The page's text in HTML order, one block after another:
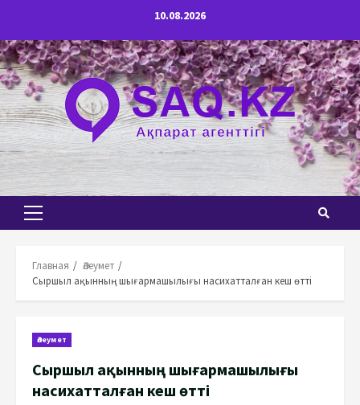
содержимому
10.08.2026
Основное
Главная
Әлеумет
Сыршыл ақынның шығармашылығы насихатталған кеш өтті
Әлеумет
Сыршыл ақынның шығармашылығы
насихатталған кеш өтті